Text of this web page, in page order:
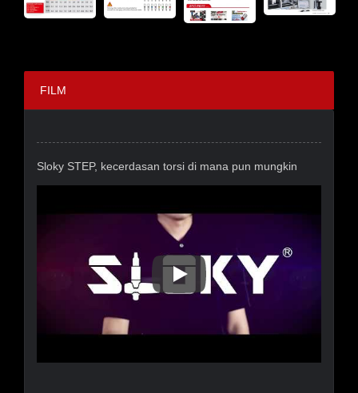
FILM
Sloky STEP, kecerdasan torsi di mana pun mungkin
Sloky STEP, Kecerdasan